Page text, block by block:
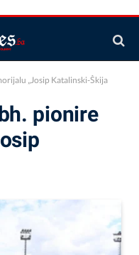
„Josip Katalinski-Škija
pionire